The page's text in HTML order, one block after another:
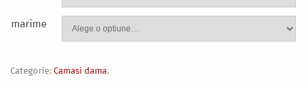
marime
Categorie: Camasi dama.